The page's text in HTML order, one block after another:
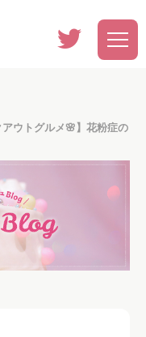
アウトグルメ🌸】花粉症の